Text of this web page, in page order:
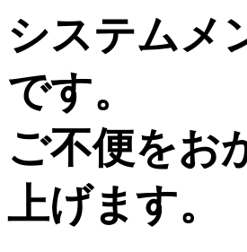
システムメ
です。
ご不便をお
上げます。